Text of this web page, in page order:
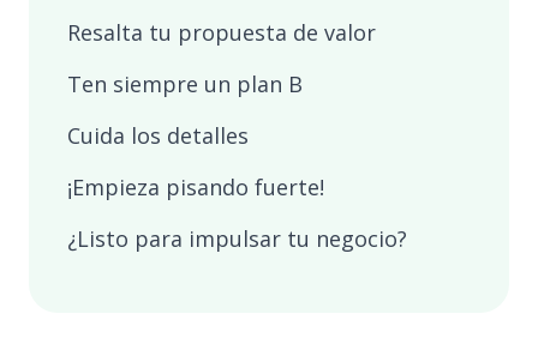
Resalta tu propuesta de valor
Ten siempre un plan B
Cuida los detalles
¡Empieza pisando fuerte!
¿Listo para impulsar tu negocio?